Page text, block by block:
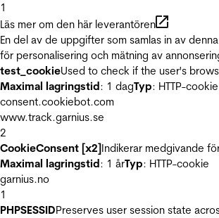
1
Läs mer om den här leverantören
En del av de uppgifter som samlas in av
för personalisering och mätning av
test_cookieUsed to check if the user's
Maximal lagringstid: 1 dagTyp: HTTP-cookie
consent.cookiebot.com
www.track.garnius.se
2
CookieConsent [x2]Indikerar medgivande
Maximal lagringstid: 1 årTyp: HTTP-cookie
garnius.no
1
PHPSESSIDPreserves user session state